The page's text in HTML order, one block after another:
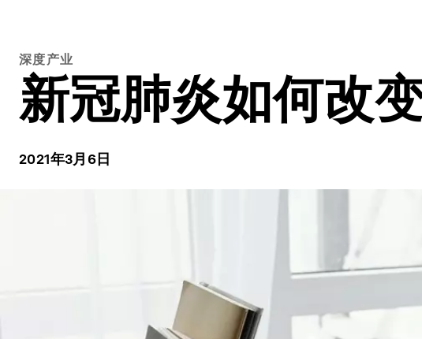
深度产业
新冠肺炎如何改
2021年3月6日